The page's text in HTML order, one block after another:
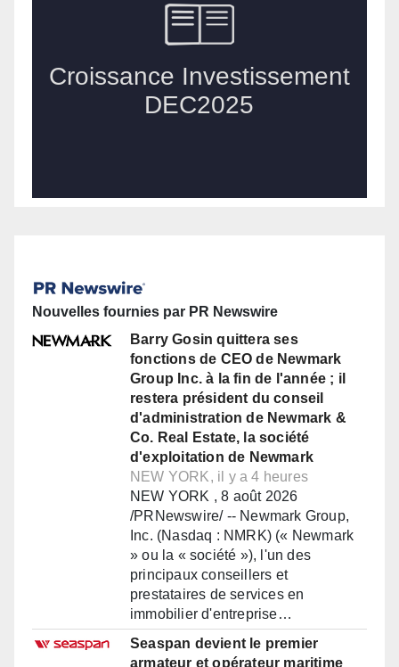
Nouvelles fournies par PR Newswire
Barry Gosin quittera ses
fonctions de CEO de Newmark
Group Inc. à la fin de l'année ; il
restera président du conseil
d'administration de Newmark &
Co. Real Estate, la société
d'exploitation de Newmark
NEW YORK, il y a 4 heures
NEW YORK , 8 août 2026
/PRNewswire/ -- Newmark Group,
Inc. (Nasdaq : NMRK) (« Newmark
» ou la « société »), l'un des
principaux conseillers et
prestataires de services en
immobilier d'entreprise…
Seaspan devient le premier
armateur et opérateur maritime